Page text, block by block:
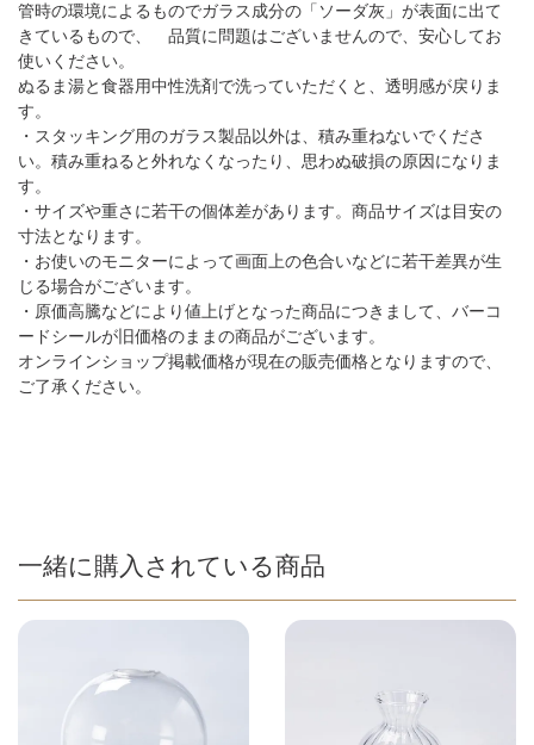
管時の環境によるものでガラス成分の「ソーダ灰」が表面に出て
きているもので、 品質に問題はございませんので、安心してお
使いください。
ぬるま湯と食器用中性洗剤で洗っていただくと、透明感が戻りま
す。
・スタッキング用のガラス製品以外は、積み重ねないでくださ
い。積み重ねると外れなくなったり、思わぬ破損の原因になりま
す。
・サイズや重さに若干の個体差があります。商品サイズは目安の
寸法となります。
・お使いのモニターによって画面上の色合いなどに若干差異が生
じる場合がございます。
・原価高騰などにより値上げとなった商品につきまして、バーコ
ードシールが旧価格のままの商品がございます。
オンラインショップ掲載価格が現在の販売価格となりますので、
ご了承ください。
一緒に購入されている商品